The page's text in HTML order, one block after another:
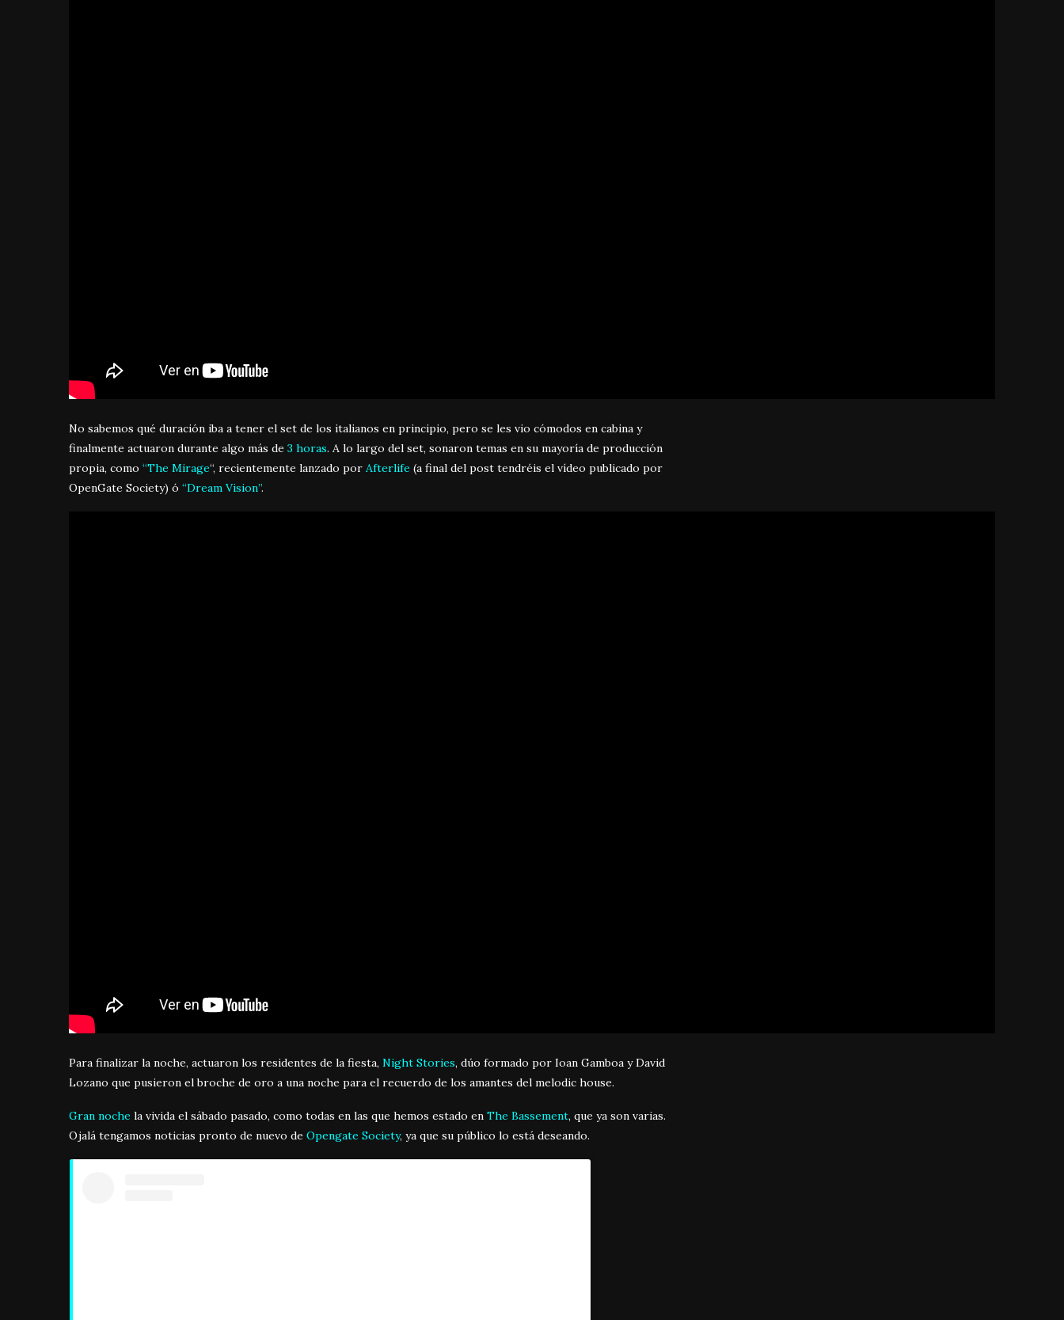
No sabemos qué duración iba a tener el set de los italianos en principio, pero se les vio cómodos en cabina y
finalmente actuaron durante algo más de 3 horas. A lo largo del set, sonaron temas en su mayoría de producción
propia, como “The Mirage“, recientemente lanzado por Afterlife (a final del post tendréis el vídeo publicado por
OpenGate Society) ó “Dream Vision”.
Para finalizar la noche, actuaron los residentes de la fiesta, Night Stories, dúo formado por Ioan Gamboa y David
Lozano que pusieron el broche de oro a una noche para el recuerdo de los amantes del melodic house.
Gran noche la vivida el sábado pasado, como todas en las que hemos estado en The Bassement, que ya son varias.
Ojalá tengamos noticias pronto de nuevo de Opengate Society, ya que su público lo está deseando.